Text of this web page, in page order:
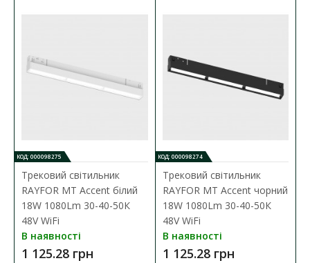
3 591.35 грн
КОД: 000098275
Трековий світильник
RAYFOR MT Accent білий
18W 1080Lm 30-40-50К
48V WiFi
В наявності
1 125.28 грн
КОД: 000098274
Трековий світильник
RAYFOR MT Accent чорний
18W 1080Lm 30-40-50К
48V WiFi
В наявності
1 125.28 грн